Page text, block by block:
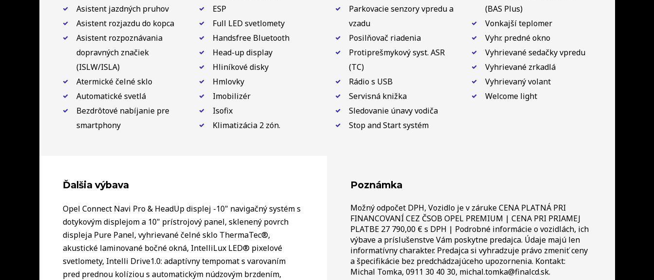
Asistent jazdných pruhov
Asistent rozjazdu do kopca
Asistent rozpoznávania
dopravných značiek
(ISLW/ISLA)
Atermické čelné sklo
Automatické svetlá
Bezdrôtové nabíjanie pre
smartphony
ESP
Full LED svetlomety
Handsfree Bluetooth
Head-up display
Hliníkové disky
Hmlovky
Imobilizér
Isofix
Klimatizácia 2 zón.
Parkovacie senzory vpredu a
vzadu
Posilňovač riadenia
Protiprešmykový syst. ASR
(TC)
Rádio s USB
Servisná knižka
Sledovanie únavy vodiča
Stop and Start systém
(BAS Plus)
Vonkajší teplomer
Vyhr. predné okno
Vyhrievané sedačky vpredu
Vyhrievané zrkadlá
Vyhrievaný volant
Welcome light
Ďalšia výbava
Opel Connect Navi Pro & HeadUp displej -10" navigačný systém s
dotykovým displejom a 10" prístrojový panel, sklenený povrch
displeja Pure Panel, vyhrievané čelné sklo ThermaTec®,
akustické laminované bočné okná, IntelliLux LED® pixelové
svetlomety, Intelli Drive1.0: adaptívny tempomat s varovaním
pred prednou kolíziou s automatickým núdzovým brzdením,
Poznámka
Možný odpočet DPH, Vozidlo je v záruke CENA PLATNÁ PRI
FINANCOVANÍ CEZ ČSOB OPEL PREMIUM | CENA PRI PRIAMEJ
PLATBE 27 790,00 € s DPH | Podrobné informácie o vozidlách, ich
výbave a príslušenstve Vám poskytne predajca. Údaje majú len
informatívny charakter. Predajca si vyhradzuje právo zmeniť ceny
a špecifikácie bez predchádzajúceho upozornenia. Kontakt:
Michal Tomka, 0911 30 40 30, michal.tomka@finalcd.sk.